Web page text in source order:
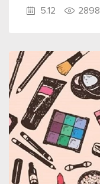
5.12 2898